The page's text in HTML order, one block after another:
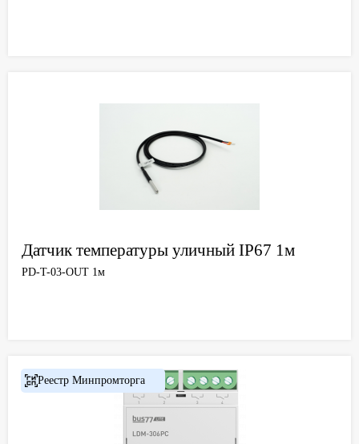
Датчик температуры уличный IP67 1м
PD-T-03-OUT 1м
Реестр Минпромторга